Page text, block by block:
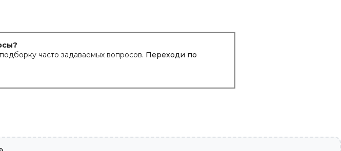
часто задаваемых вопросов. Переходи по